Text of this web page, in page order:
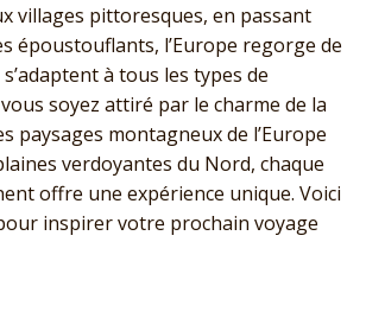
villages pittoresques, en passant
époustouflants, l’Europe regorge de
à tous les types de
soyez attiré par le charme de la
paysages montagneux de l’Europe
verdoyantes du Nord, chaque
offre une expérience unique. Voici
inspirer votre prochain voyage